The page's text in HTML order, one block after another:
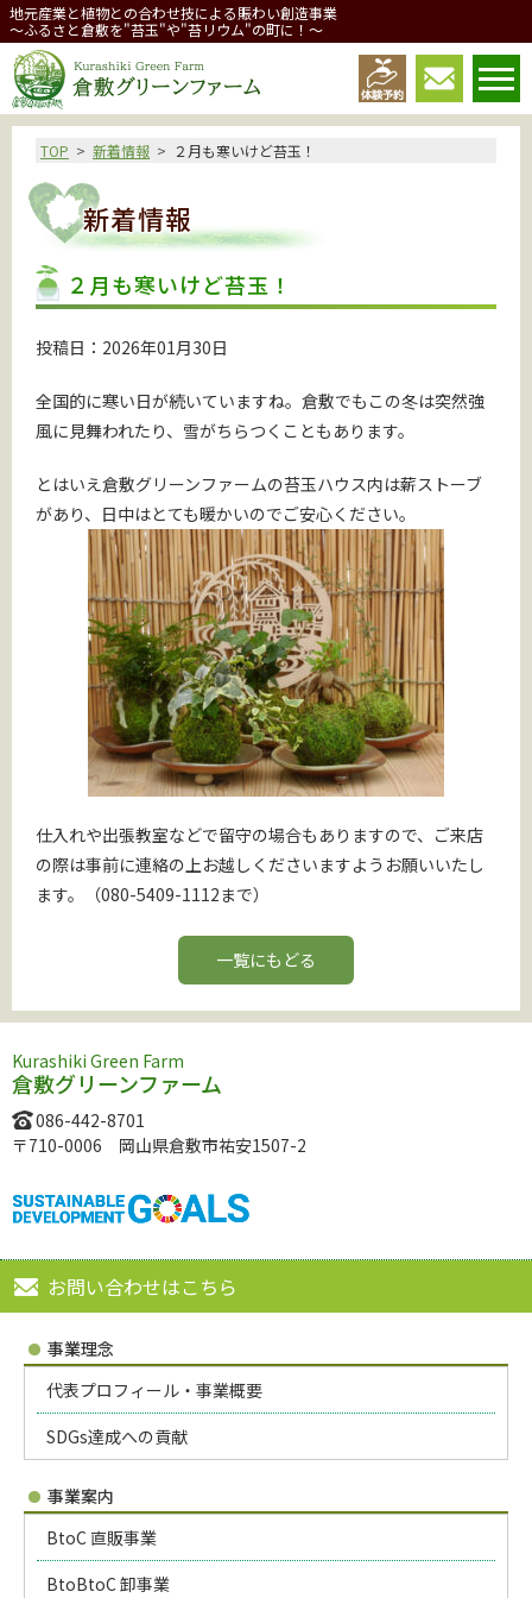
地元産業と植物との合わせ技による賑わい創造事業
～ふるさと倉敷を"苔玉"や"苔リウム"の町に！～
倉敷グリーンファーム
TOP 新着情報 ２月も寒いけど苔玉！
新着情報
２月も寒いけど苔玉！
投稿日：2026年01月30日
全国的に寒い日が続いていますね。倉敷でもこの冬は突然強
風に見舞われたり、雪がちらつくこともあります。
とはいえ倉敷グリーンファームの苔玉ハウス内は薪ストーブ
があり、日中はとても暖かいのでご安心ください。
仕入れや出張教室などで留守の場合もありますので、ご来店
の際は事前に連絡の上お越しくださいますようお願いいたし
ます。（080-5409-1112まで）
一覧にもどる
Kurashiki Green Farm
倉敷グリーンファーム
086-442-8701
〒710-0006 岡山県倉敷市祐安1507-2
お問い合わせはこちら
事業理念
代表プロフィール・事業概要
SDGs達成への貢献
事業案内
BtoC 直販事業
BtoBtoC 卸事業